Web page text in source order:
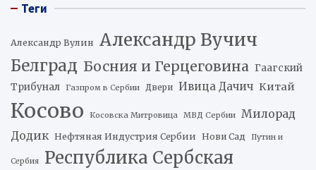
Теги
Александр Вулин Александр Вучич
Белград Босния и Герцеговина Гаагский
Трибунал Газпром в Сербии Двери Ивица Дачич Китай
Косово Косовска Митровица МВД Сербии Милорад
Додик Нефтяная Индустрия Сербии Нови Сад Путин и
Сербия Республика Сербская